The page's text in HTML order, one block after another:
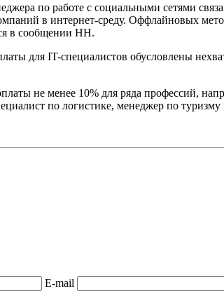
по работе с социальными сетями
в интернет-среду. Оффлайновых
в сообщении HH.
для IT-специалистов обусловлены
не менее 10% для ряда профессий,
по логистике, менеджер по туризму
E-mail